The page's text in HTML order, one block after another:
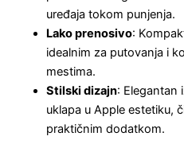
uređaja tokom punjenja.
Lako prenosivo:
idealnim za putovanja i
mestima.
Stilski dizajn: Elegantan
uklapa u Apple estetiku,
praktičnim dodatkom.